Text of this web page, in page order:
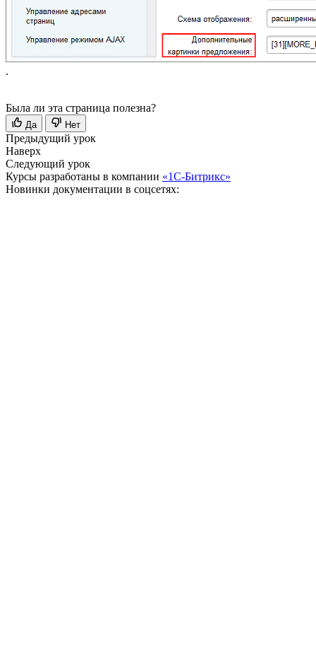
.
Была ли эта страница полезна?
Да Нет
Предыдущий урок
Наверх
Следующий урок
Курсы разработаны в компании «1С-Битрикс»
Новинки документации в соцсетях: